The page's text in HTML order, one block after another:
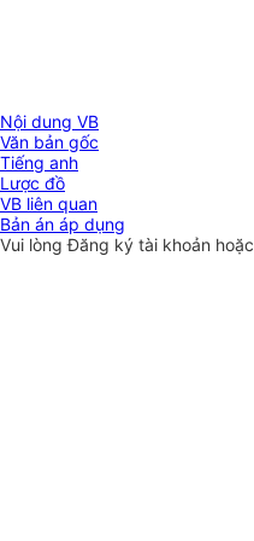
Nội dung VB
Văn bản gốc
Tiếng anh
Lược đồ
VB liên quan
Bản án áp dụng
Vui lòngĐăng ký tài khoản hoặc